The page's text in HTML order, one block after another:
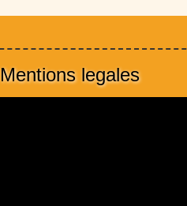
Mentions legales